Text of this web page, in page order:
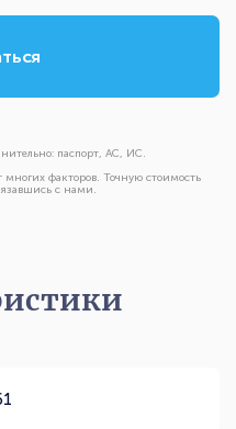
паспорт, АС, ИС.
факторов. Точную стоимость
с нами.